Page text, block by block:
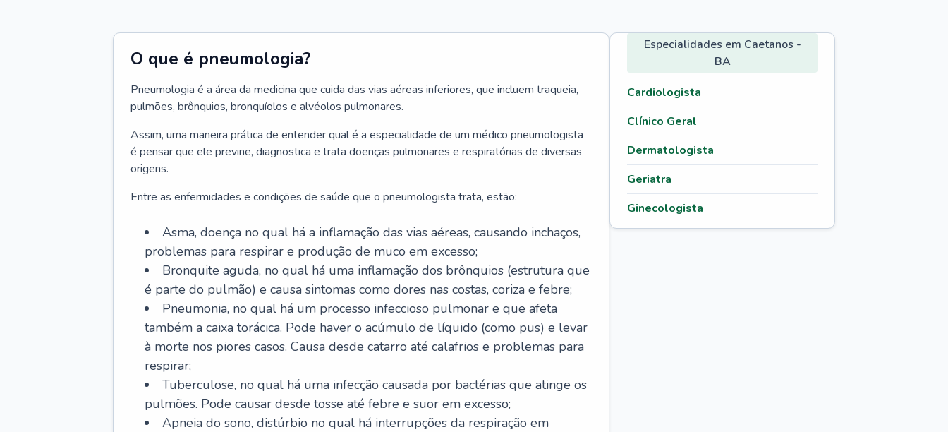
O que é pneumologia?
Pneumologia é a área da medicina que cuida das vias aéreas inferiores, que incluem traqueia,
pulmões, brônquios, bronquíolos e alvéolos pulmonares.
Assim, uma maneira prática de entender qual é a especialidade de um médico pneumologista
é pensar que ele previne, diagnostica e trata doenças pulmonares e respiratórias de diversas
origens.
Entre as enfermidades e condições de saúde que o pneumologista trata, estão:
Asma, doença no qual há a inflamação das vias aéreas, causando inchaços,
problemas para respirar e produção de muco em excesso;
Bronquite aguda, no qual há uma inflamação dos brônquios (estrutura que
é parte do pulmão) e causa sintomas como dores nas costas, coriza e febre;
Pneumonia, no qual há um processo infeccioso pulmonar e que afeta
também a caixa torácica. Pode haver o acúmulo de líquido (como pus) e levar
à morte nos piores casos. Causa desde catarro até calafrios e problemas para
respirar;
Tuberculose, no qual há uma infecção causada por bactérias que atinge os
pulmões. Pode causar desde tosse até febre e suor em excesso;
Apneia do sono, distúrbio no qual há interrupções da respiração em
Especialidades em Caetanos -
BA
Cardiologista
Clínico Geral
Dermatologista
Geriatra
Ginecologista